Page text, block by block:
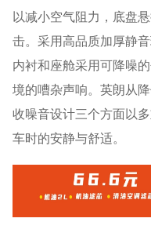
以减小空气阻力，底盘
击。采用高品质加厚静
内衬和座舱采用可降噪
境的嘈杂声响。英朗从
收噪音设计三个方面以
车时的安静与舒适。